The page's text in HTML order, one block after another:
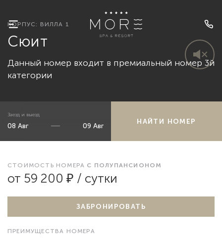
КОРПУС: ВИЛЛА 1
Сюит
Данный номер входит в премиальный номер 3й
категории
Заезд и выезд
НАЙТИ НОМЕР
СТОИМОСТЬ НОМЕРА С ПОЛУПАНСИОНОМ
от 59 200 ₽ / сутки
ЗАБРОНИРОВАТЬ
ПРЕИМУЩЕСТВА НОМЕРА